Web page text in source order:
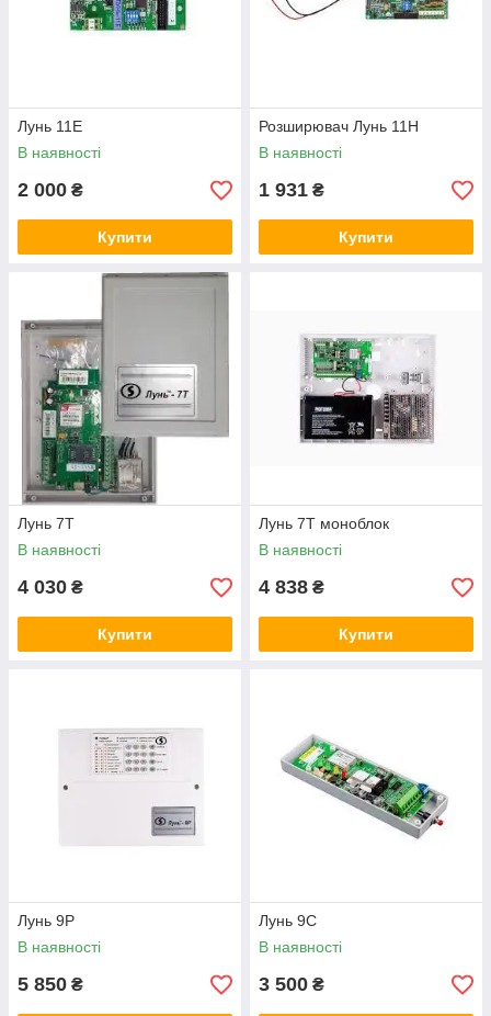
Лунь 11Е
В наявності
2 000 ₴
Купити
Розширювач Лунь 11Н
В наявності
1 931 ₴
Купити
Лунь 7Т
В наявності
4 030 ₴
Купити
Лунь 7Т моноблок
В наявності
4 838 ₴
Купити
Лунь 9P
В наявності
5 850 ₴
Лунь 9С
В наявності
3 500 ₴